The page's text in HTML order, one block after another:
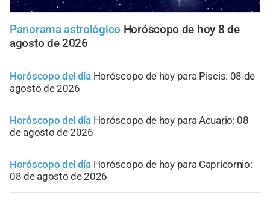
Panorama astrológico Horóscopo de hoy 8 de
agosto de 2026
Horóscopo del día Horóscopo de hoy para Piscis: 08 de
agosto de 2026
Horóscopo del día Horóscopo de hoy para Acuario: 08
de agosto de 2026
Horóscopo del día Horóscopo de hoy para Capricornio:
08 de agosto de 2026